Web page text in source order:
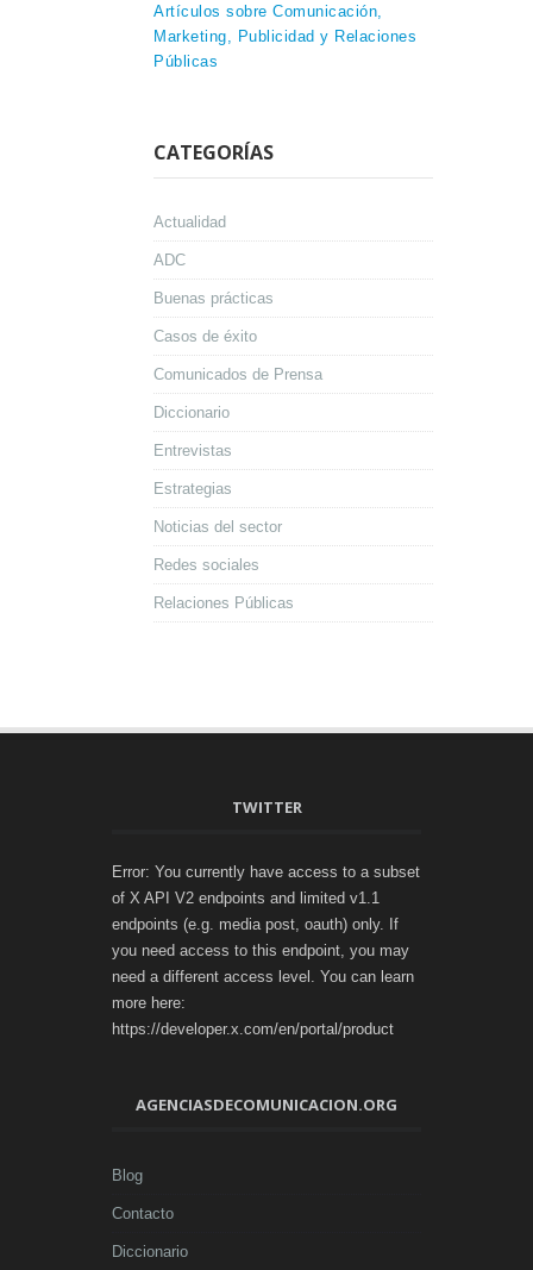
Artículos sobre Comunicación,
Marketing, Publicidad y Relaciones
Públicas
CATEGORÍAS
Actualidad
ADC
Buenas prácticas
Casos de éxito
Comunicados de Prensa
Diccionario
Entrevistas
Estrategias
Noticias del sector
Redes sociales
Relaciones Públicas
TWITTER
Error: You currently have access to a subset
of X API V2 endpoints and limited v1.1
endpoints (e.g. media post, oauth) only. If
you need access to this endpoint, you may
need a different access level. You can learn
more here:
https://developer.x.com/en/portal/product
AGENCIASDECOMUNICACION.ORG
Blog
Contacto
Diccionario